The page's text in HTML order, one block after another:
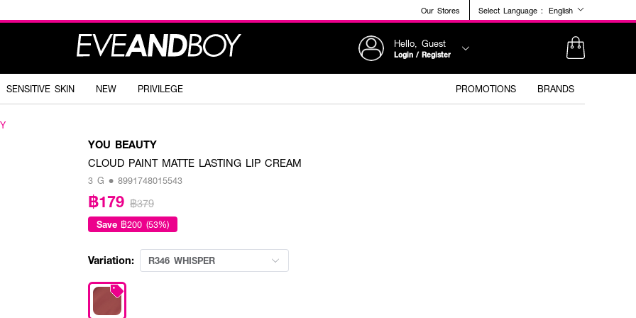
Our Stores Select Language : English
Hello, Guest
Login / Register
SENSITIVE SKIN NEW PRIVILEGE PROMOTIONS BRANDS
YOU BEAUTY
CLOUD PAINT MATTE LASTING LIP CREAM
3 G • 8991748015543
฿179 ฿379
Save ฿200 (53%)
Variation: R346 WHISPER